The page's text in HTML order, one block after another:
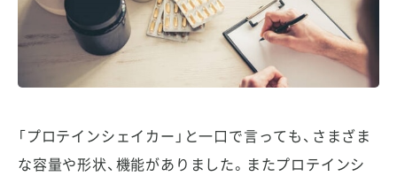
「プロテインシェイカー」と一口で言っても、さまざま
な容量や形状、機能がありました。またプロテインシ